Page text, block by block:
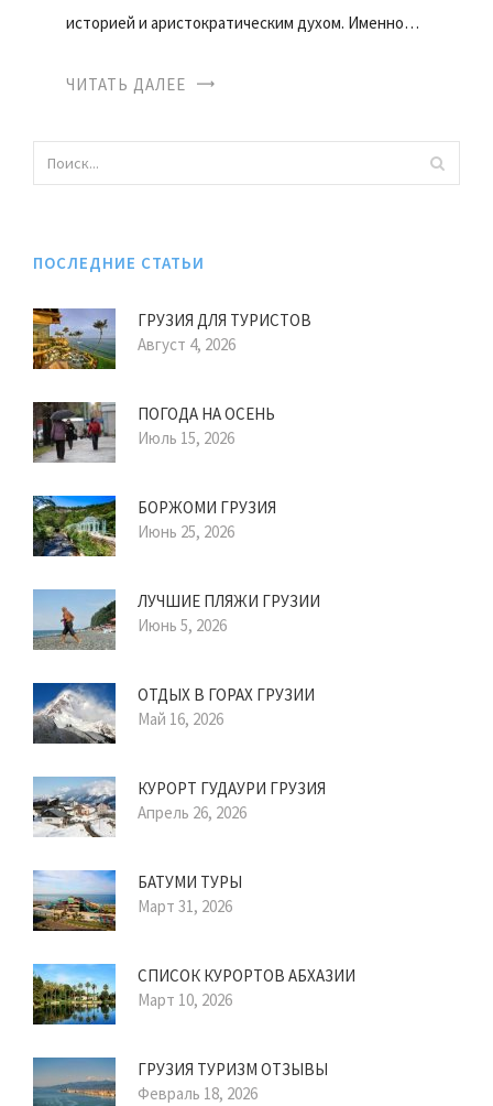
историей и аристократическим духом. Именно…
ЧИТАТЬ ДАЛЕЕ
ПОСЛЕДНИЕ СТАТЬИ
ГРУЗИЯ ДЛЯ ТУРИСТОВ
Август 4, 2026
ПОГОДА НА ОСЕНЬ
Июль 15, 2026
БОРЖОМИ ГРУЗИЯ
Июнь 25, 2026
ЛУЧШИЕ ПЛЯЖИ ГРУЗИИ
Июнь 5, 2026
ОТДЫХ В ГОРАХ ГРУЗИИ
Май 16, 2026
КУРОРТ ГУДАУРИ ГРУЗИЯ
Апрель 26, 2026
БАТУМИ ТУРЫ
Март 31, 2026
СПИСОК КУРОРТОВ АБХАЗИИ
Март 10, 2026
ГРУЗИЯ ТУРИЗМ ОТЗЫВЫ
Февраль 18, 2026